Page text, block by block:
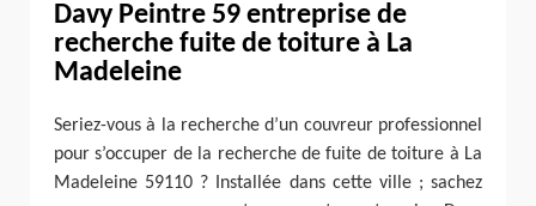
Davy Peintre 59 entreprise de
recherche fuite de toiture à La
Madeleine
Seriez-vous à la recherche d’un couvreur professionnel
pour s’occuper de la recherche de fuite de toiture à La
Madeleine 59110 ? Installée dans cette ville ; sachez